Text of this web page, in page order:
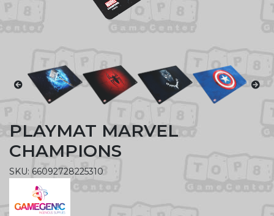
PLAYMAT MARVEL
CHAMPIONS
SKU: 66092728225310